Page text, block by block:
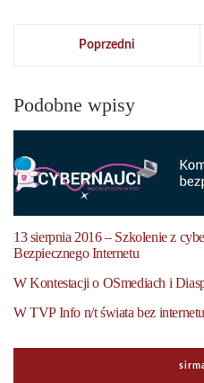
Poprzedni
Podobne wpisy
13 sierpnia 2016 – Szkolenie z
Bezpiecznego Internetu
W Kontestacji o OSmediach i
W TVP Info n/t świata bez internetu